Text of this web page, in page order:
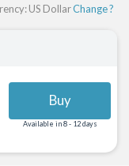
US DollarChange ?
Buy
Available in 8 - 12 days